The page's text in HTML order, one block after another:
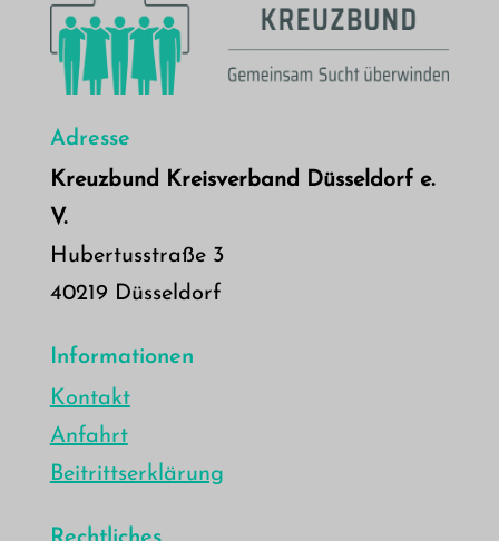
Adresse
Kreuzbund Kreisverband Düsseldorf e.
V.
Hubertusstraße 3
40219 Düsseldorf
Informationen
Kontakt
Anfahrt
Beitrittserklärung